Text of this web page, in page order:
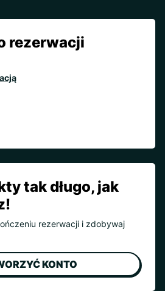
rezerwacji
tak długo, jak
rezerwacji i zdobywaj
KONTO